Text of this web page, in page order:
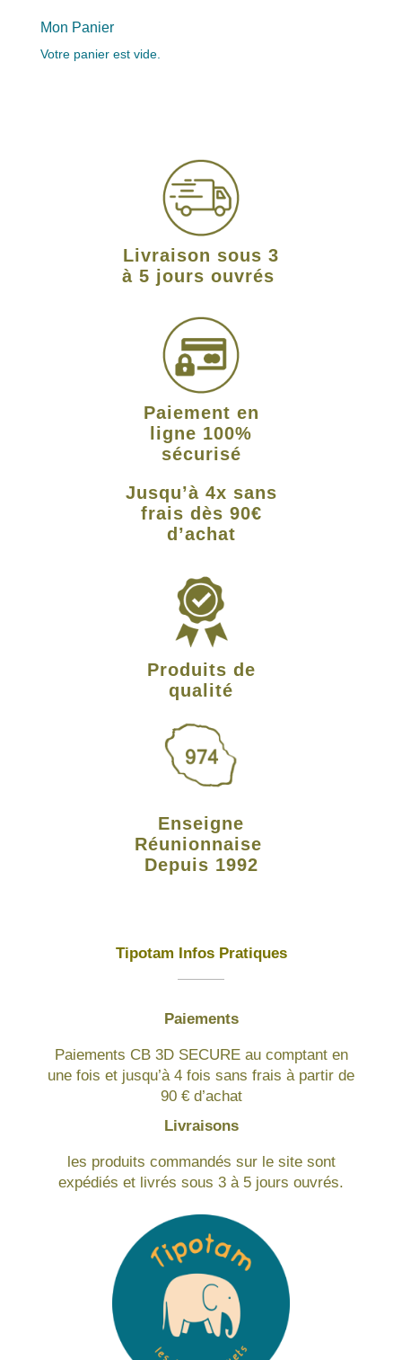
Mon Panier
Votre panier est vide.
Livraison sous 3
à 5 jours ouvrés
Paiement en
ligne 100%
sécurisé
Jusqu’à 4x sans
frais dès 90€
d’achat
Produits de
qualité
Enseigne
Réunionnaise
Depuis 1992
Tipotam Infos Pratiques
Paiements
Paiements CB 3D SECURE au comptant en
une fois et jusqu’à 4 fois sans frais à partir de
90 € d’achat
Livraisons
les produits commandés sur le site sont
expédiés et livrés sous 3 à 5 jours ouvrés.